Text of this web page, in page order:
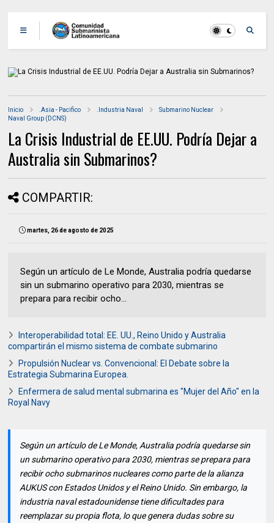
Inicio .Asia - Pacifico .Industria Naval
Submarino Nuclear
Naval Group (DCNS)
La Crisis Industrial de EE.UU. Podría Dejar a
Australia sin Submarinos?
COMPARTIR:
martes, 26 de agosto de 2025
Según un artículo de Le Monde, Australia podría quedarse
sin un submarino operativo para 2030, mientras se
prepara para recibir ocho...
Interoperabilidad total: EE. UU., Reino Unido y Australia
compartirán el mismo sistema de combate submarino
Propulsión Nuclear vs. Convencional: El Debate sobre la
Estrategia Submarina Europea.
Enfermera de salud mental submarina es "Mujer del Año" en la
Royal Navy
Según un artículo de Le Monde, Australia podría quedarse sin
un submarino operativo para 2030, mientras se prepara para
recibir ocho submarinos nucleares como parte de la alianza
AUKUS con Estados Unidos y el Reino Unido. Sin embargo, la
industria naval estadounidense tiene dificultades para
reemplazar su propia flota, lo que genera dudas sobre su